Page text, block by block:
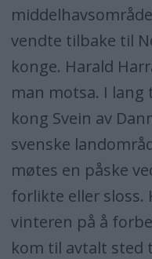
vendte tilbake til
konge. Harald
man motsa. I
kong Svein av
svenske
møtes en påske
forlikte eller sloss.
vinteren på å
kom til avtalt sted